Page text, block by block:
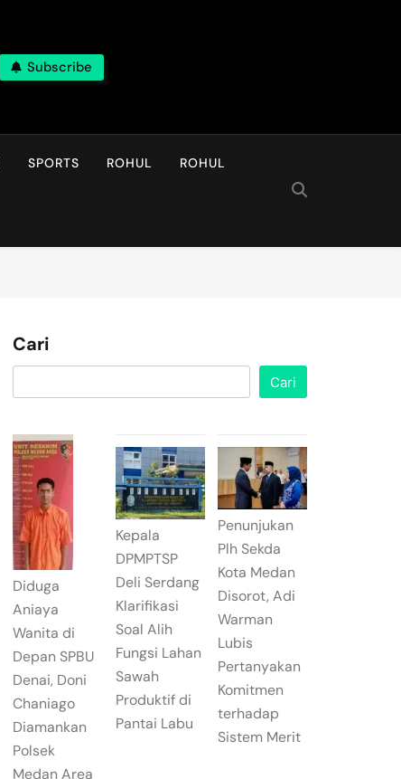
Subscribe
SPORTS ROHUL ROHUL
Cari
Cari
Diduga
Aniaya
Wanita di
Depan SPBU
Denai, Doni
Chaniago
Diamankan
Polsek
Medan Area
Kepala
DPMPTSP
Deli Serdang
Klarifikasi
Soal Alih
Fungsi Lahan
Sawah
Produktif di
Pantai Labu
Penunjukan
Plh Sekda
Kota Medan
Disorot, Adi
Warman
Lubis
Pertanyakan
Komitmen
terhadap
Sistem Merit